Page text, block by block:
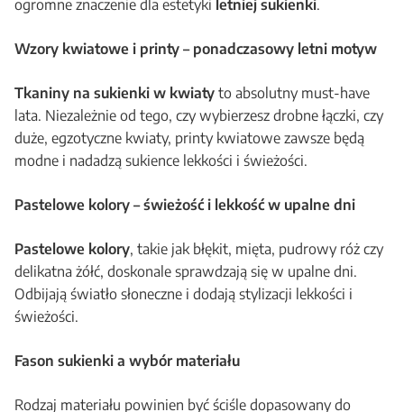
ogromne znaczenie dla estetyki letniej sukienki.
Wzory kwiatowe i printy – ponadczasowy letni motyw
Tkaniny na sukienki w kwiaty to absolutny must-have
lata. Niezależnie od tego, czy wybierzesz drobne łączki, czy
duże, egzotyczne kwiaty, printy kwiatowe zawsze będą
modne i nadadzą sukience lekkości i świeżości.
Pastelowe kolory – świeżość i lekkość w upalne dni
Pastelowe kolory, takie jak błękit, mięta, pudrowy róż czy
delikatna żółć, doskonale sprawdzają się w upalne dni.
Odbijają światło słoneczne i dodają stylizacji lekkości i
świeżości.
Fason sukienki a wybór materiału
Rodzaj materiału powinien być ściśle dopasowany do